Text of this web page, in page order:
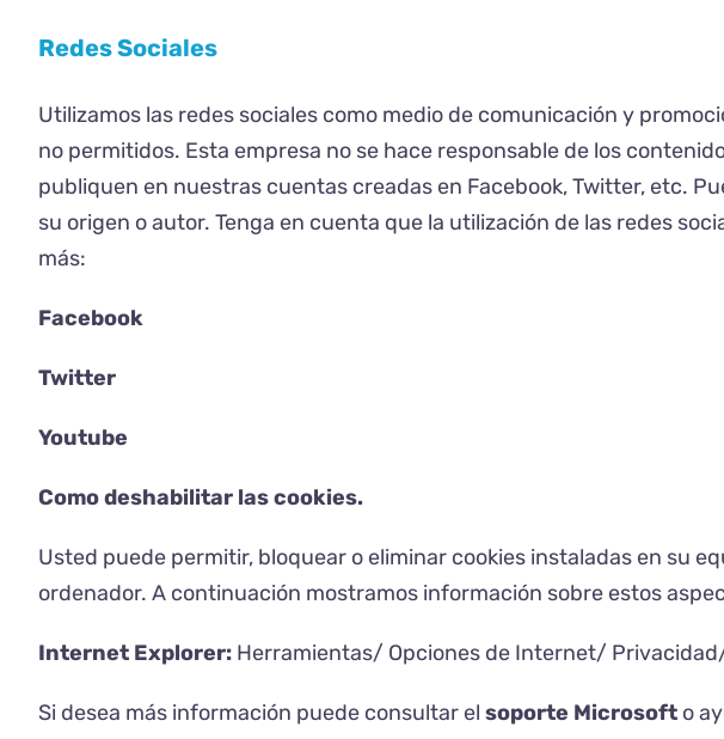
Redes Sociales
Utilizamos las redes sociales como medio de comunicación y
no permitidos. Esta empresa no se hace responsable de los
publiquen en nuestras cuentas creadas en Facebook, Twitter, etc.
su origen o autor. Tenga en cuenta que la utilización de las redes
más:
Facebook
Twitter
Youtube
Como deshabilitar las cookies.
Usted puede permitir, bloquear o eliminar cookies instaladas en su
ordenador. A continuación mostramos información sobre estos
Internet Explorer:Herramientas/ Opciones de Internet/
Si desea más información puede consultar el soporte Microsofto